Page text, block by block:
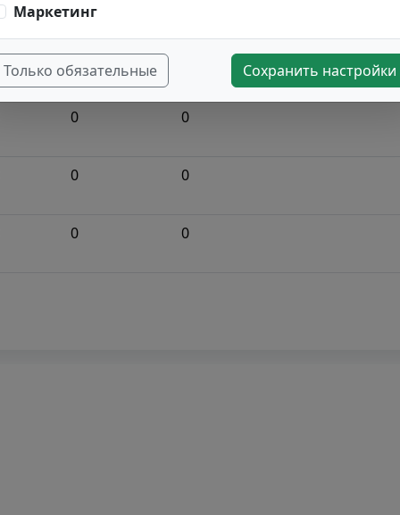
0
0 0
0 0
0 0
Маркетинг
Только обязательные Сохранить настройки